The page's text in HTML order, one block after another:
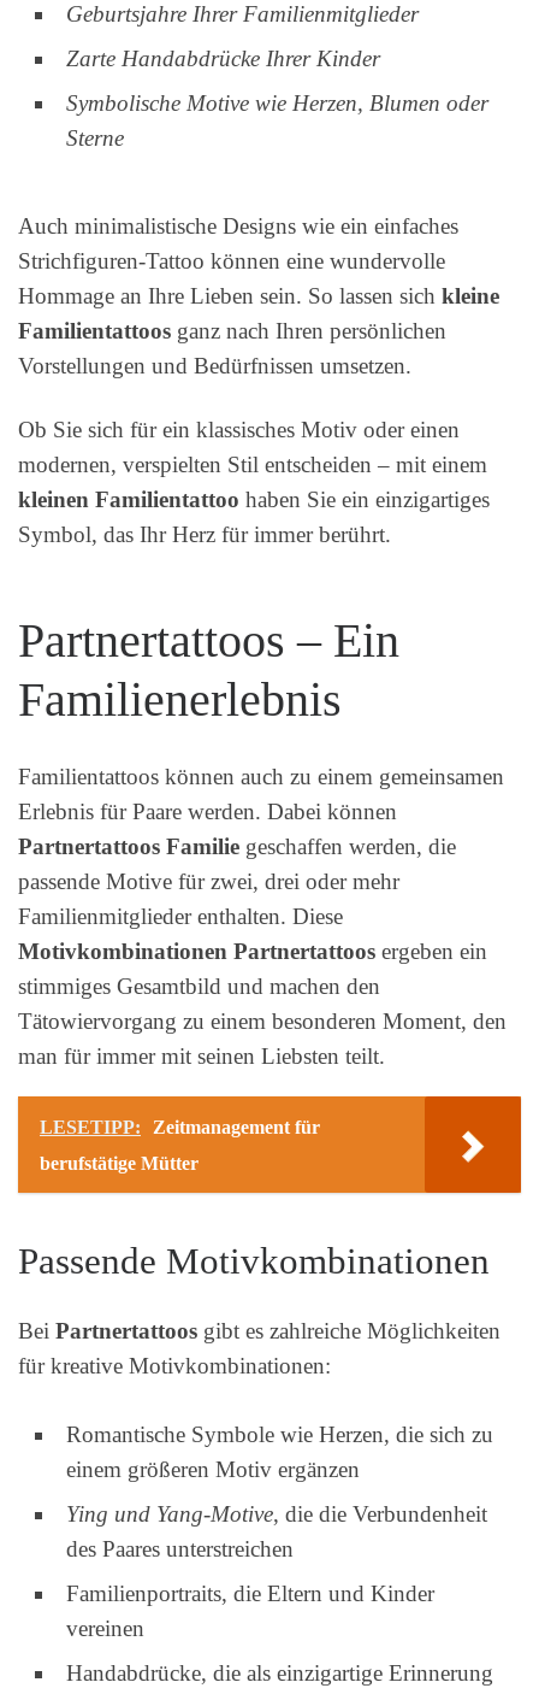
Geburtsjahre Ihrer Familienmitglieder
Zarte Handabdrücke Ihrer Kinder
Symbolische Motive wie Herzen, Blumen oder
Sterne
Auch minimalistische Designs wie ein einfaches
Strichfiguren-Tattoo können eine wundervolle
Hommage an Ihre Lieben sein. So lassen sich kleine
Familientattoos ganz nach Ihren persönlichen
Vorstellungen und Bedürfnissen umsetzen.
Ob Sie sich für ein klassisches Motiv oder einen
modernen, verspielten Stil entscheiden – mit einem
kleinen Familientattoo haben Sie ein einzigartiges
Symbol, das Ihr Herz für immer berührt.
Partnertattoos – Ein
Familienerlebnis
Familientattoos können auch zu einem gemeinsamen
Erlebnis für Paare werden. Dabei können
Partnertattoos Familie geschaffen werden, die
passende Motive für zwei, drei oder mehr
Familienmitglieder enthalten. Diese
Motivkombinationen Partnertattoos ergeben ein
stimmiges Gesamtbild und machen den
Tätowiervorgang zu einem besonderen Moment, den
man für immer mit seinen Liebsten teilt.
LESETIPP:
Zeitmanagement für
berufstätige Mütter
Passende Motivkombinationen
Bei Partnertattoos gibt es zahlreiche Möglichkeiten
für kreative Motivkombinationen:
Romantische Symbole wie Herzen, die sich zu
einem größeren Motiv ergänzen
Ying und Yang-Motive, die die Verbundenheit
des Paares unterstreichen
Familienportraits, die Eltern und Kinder
vereinen
Handabdrücke, die als einzigartige Erinnerung